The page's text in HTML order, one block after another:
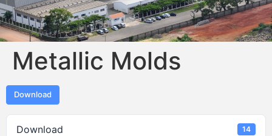
Metallic Molds
Download
Download 14